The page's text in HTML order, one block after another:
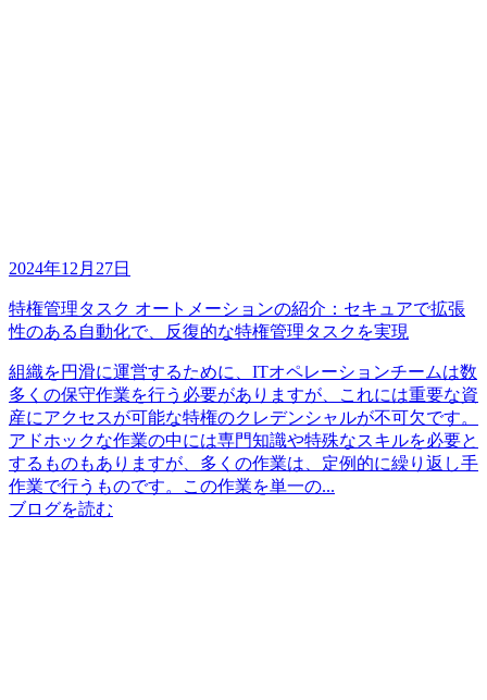
2024年12月27日
特権管理タスク オートメーションの紹介：セキュアで拡張
性のある自動化で、反復的な特権管理タスクを実現
組織を円滑に運営するために、ITオペレーションチームは数
多くの保守作業を行う必要がありますが、これには重要な資
産にアクセスが可能な特権のクレデンシャルが不可欠です。
アドホックな作業の中には専門知識や特殊なスキルを必要と
するものもありますが、多くの作業は、定例的に繰り返し手
作業で行うものです。この作業を単一の...
ブログを読む